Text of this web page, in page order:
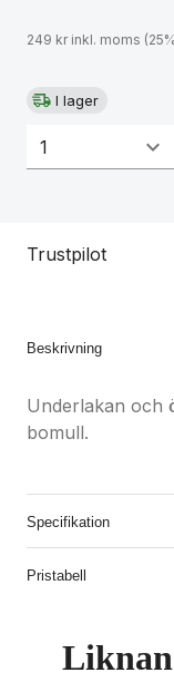
249 kr inkl. moms
I lager
Trustpilot
Beskrivning
Underlakan och
bomull.
Specifikation
Pristabell